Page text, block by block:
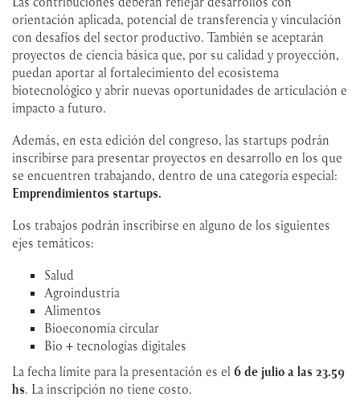
orientación aplicada, potencial de transferencia y vinculación
con desafíos del sector productivo. También se aceptarán
proyectos de ciencia básica que, por su calidad y proyección,
puedan aportar al fortalecimiento del ecosistema
biotecnológico y abrir nuevas oportunidades de articulación e
impacto a futuro.
Además, en esta edición del congreso, las startups podrán
inscribirse para presentar proyectos en desarrollo en los que
se encuentren trabajando, dentro de una categoría especial:
Emprendimientos startups.
Los trabajos podrán inscribirse en alguno de los siguientes
ejes temáticos:
Salud
Agroindustria
Alimentos
Bioeconomía circular
Bio + tecnologías digitales
La fecha límite para la presentación es el 6 de julio a las 23.59
hs. La inscripción no tiene costo.